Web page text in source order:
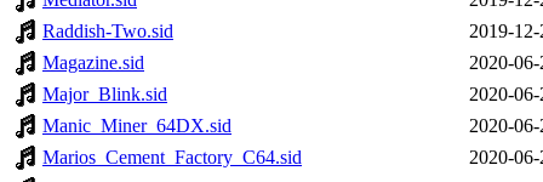
Raddish-Two.sid
2019-
Magazine.sid
2020-
Major_Blink.sid
2020-
Manic_Miner_64DX.sid
2020-
Marios_Cement_Factory_C64.sid
2020-